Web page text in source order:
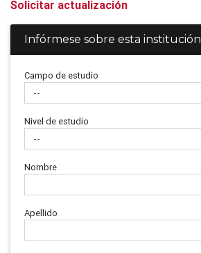
Solicitar actualización
Infórmese sobre esta institución
Campo de estudio
Nivel de estudio
Nombre
Apellido